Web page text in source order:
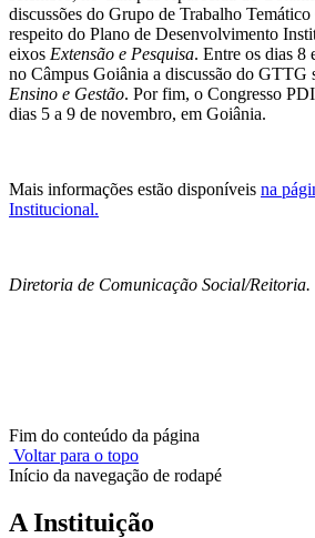
discussões do Grupo de Trabalho
respeito do Plano de Desenvolvimento
eixos Extensão e Pesquisa. Entre os dias 8
no Câmpus Goiânia a discussão do GTTG
Ensino e Gestão. Por fim, o Congresso
dias 5 a 9 de novembro, em Goiânia.
Mais informações estão disponíveis na
Institucional.
Diretoria de Comunicação Social/Reitoria.
Fim do conteúdo da página
Voltar para o topo
Início da navegação de rodapé
A Instituição